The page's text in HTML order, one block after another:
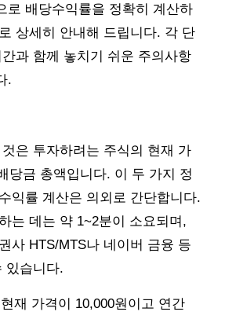
로 배당수익률을 정확히 계산하
상세히 안내해 드립니다. 각 단
과 함께 놓치기 쉬운 주의사항
.
은 투자하려는 주식의 현재 가
당금 총액입니다. 이 두 가지 정
익률 계산은 의외로 간단합니다.
는 데는 약 1~2분이 소요되며,
사 HTS/MTS나 네이버 금융 등
있습니다.
재 가격이 10,000원이고 연간